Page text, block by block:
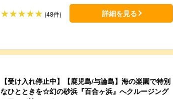
(48件) 詳細を見る
【受け入れ停止中】【鹿児島/与論島】海の楽園で特別
なひとときを☆幻の砂浜『百合ヶ浜』へクルージング